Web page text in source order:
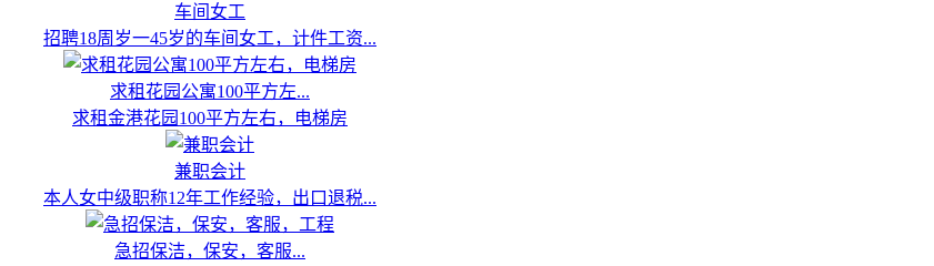
车间女工
招聘18周岁一45岁的车间女工，计件工资...
求租花园公寓100平方左...
求租金港花园100平方左右，电梯房
兼职会计
本人女中级职称12年工作经验，出口退税...
急招保洁，保安，客服...